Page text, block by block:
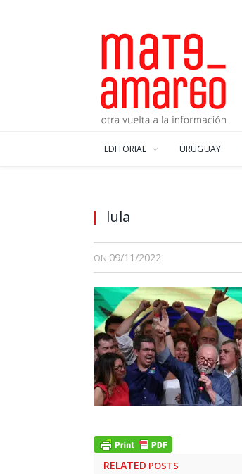
EDITORIAL URUGUAY
lula
ON 09/11/2022
RELATED POSTS